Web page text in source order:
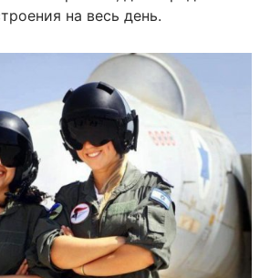
на весь день.